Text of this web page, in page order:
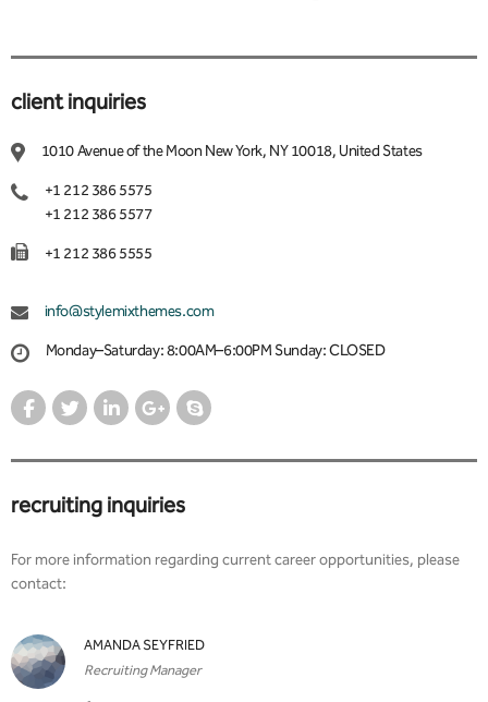
client inquiries
1010 Avenue of the Moon New York, NY 10018, United States
+1 212 386 5575
+1 212 386 5577
+1 212 386 5555
info@stylemixthemes.com
Monday–Saturday: 8:00AM–6:00PM Sunday: CLOSED
recruiting inquiries
For more information regarding current career opportunities, please
contact:
AMANDA SEYFRIED
Recruiting Manager